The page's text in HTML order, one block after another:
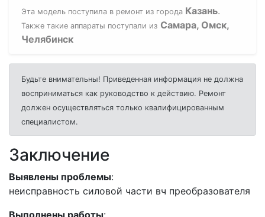
Эта модель поступила в ремонт из города Казань.
Также такие аппараты поступали из Самара, Омск,
Челябинск
Будьте внимательны! Приведенная информация не должна
восприниматься как руководство к действию. Ремонт
должен осуществляться только квалифицированным
специалистом.
Заключение
Выявлены проблемы:
неисправность силовой части вч преобразователя
Выполнены работы: